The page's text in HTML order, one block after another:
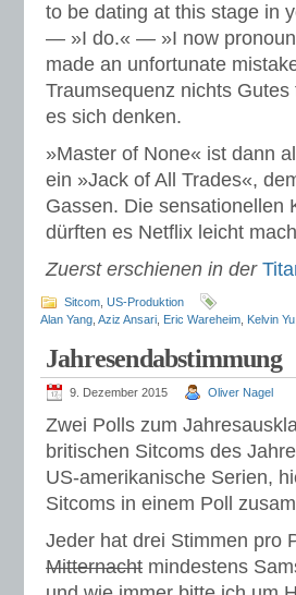
to be dating at this stage in
— »I do.« — »I now
made an unfortunate
Traumsequenz nichts
es sich denken.
»Master of None« ist dann
ein »Jack of All Trades«,
Gassen. Die sensationellen
dürften es Netflix leicht
Zuerst erschienen in der
Sitcom US-Produktion
Alan Yang Aziz Ansari Eric Wareheim Kelvin Yu
Jahresendabstimmung
9. Dezember 2015 Oliver Nagel
Zwei Polls zum
britischen Sitcoms des
US-amerikanische Serien,
Sitcoms in einem Poll
Jeder hat drei Stimmen pro
Mitternacht mindestens